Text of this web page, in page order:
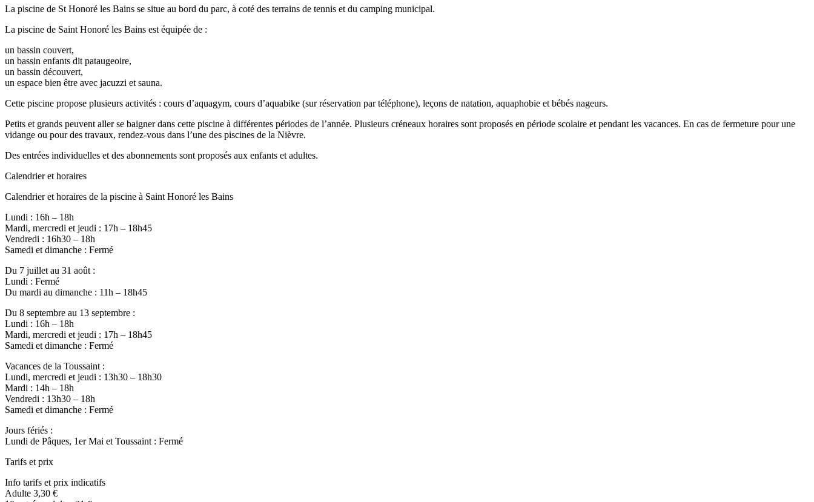
La piscine de St Honoré les Bains se situe au bord du parc, à coté des terrains de tennis et du camping municipal.
La piscine de Saint Honoré les Bains est équipée de :
un bassin couvert,
un bassin enfants dit pataugeoire,
un bassin découvert,
un espace bien être avec jacuzzi et sauna.
Cette piscine propose plusieurs activités : cours d’aquagym, cours d’aquabike (sur réservation par téléphone), leçons de natation, aquaphobie et bébés nageurs.
Petits et grands peuvent aller se baigner dans cette piscine à différentes périodes de l’année. Plusieurs créneaux horaires sont proposés en période scolaire et pendant les vacances. En cas de fermeture pour une
vidange ou pour des travaux, rendez-vous dans l’une des piscines de la Nièvre.
Des entrées individuelles et des abonnements sont proposés aux enfants et adultes.
Calendrier et horaires
Calendrier et horaires de la piscine à Saint Honoré les Bains
Lundi : 16h – 18h
Mardi, mercredi et jeudi : 17h – 18h45
Vendredi : 16h30 – 18h
Samedi et dimanche : Fermé
Du 7 juillet au 31 août :
Lundi : Fermé
Du mardi au dimanche : 11h – 18h45
Du 8 septembre au 13 septembre :
Lundi : 16h – 18h
Mardi, mercredi et jeudi : 17h – 18h45
Samedi et dimanche : Fermé
Vacances de la Toussaint :
Lundi, mercredi et jeudi : 13h30 – 18h30
Mardi : 14h – 18h
Vendredi : 13h30 – 18h
Samedi et dimanche : Fermé
Jours fériés :
Lundi de Pâques, 1er Mai et Toussaint : Fermé
Tarifs et prix
Info tarifs et prix indicatifs
Adulte 3,30 €